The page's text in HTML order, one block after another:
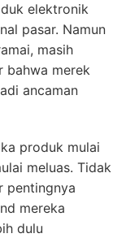
elektronik
pasar. Namun
masih
bahwa merek
ancaman
produk mulai
meluas. Tidak
pentingnya
mereka
dulu